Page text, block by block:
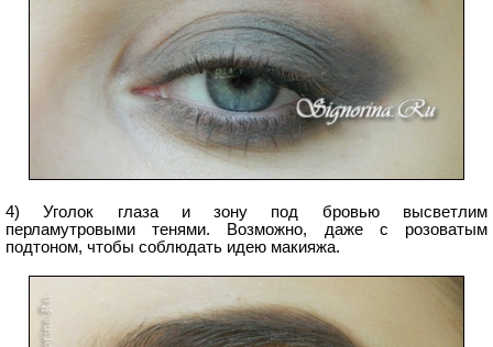
4) Уголок глаза и зону под бровью высветлим
перламутровыми тенями. Возможно, даже с розоватым
подтоном, чтобы соблюдать идею макияжа.